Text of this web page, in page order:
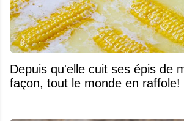
Depuis qu'elle cuit ses épis de
façon, tout le monde en raffole!